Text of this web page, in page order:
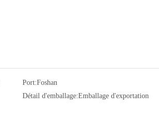
Port:Foshan
Détail d'emballage:Emballage d'exportation